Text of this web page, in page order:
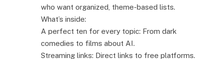
who want organized, theme-based lists.
What’s inside:
A perfect ten for every topic: From dark
comedies to films about AI.
Streaming links: Direct links to free platforms.